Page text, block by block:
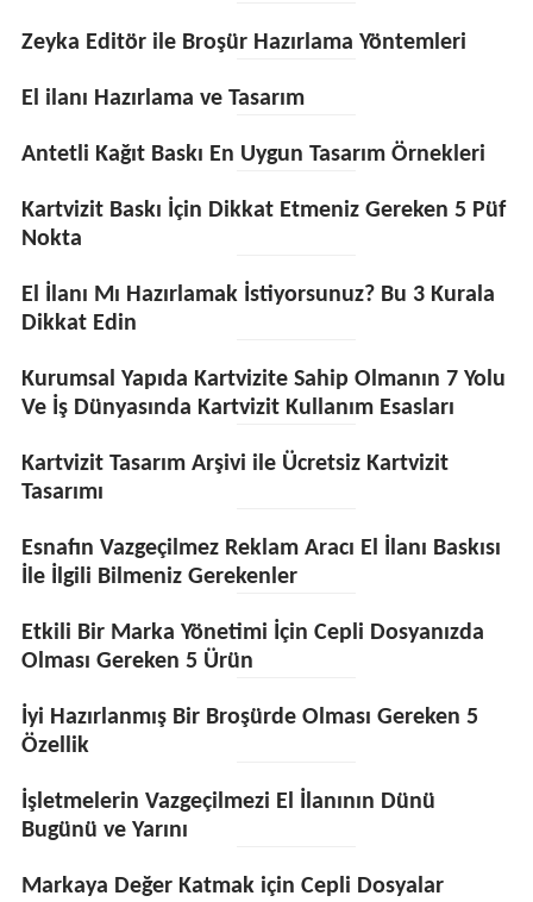
Zeyka Editör ile Broşür Hazırlama Yöntemleri
El ilanı Hazırlama ve Tasarım
Antetli Kağıt Baskı En Uygun Tasarım Örnekleri
Kartvizit Baskı İçin Dikkat Etmeniz Gereken 5 Püf
Nokta
El İlanı Mı Hazırlamak İstiyorsunuz? Bu 3 Kurala
Dikkat Edin
Kurumsal Yapıda Kartvizite Sahip Olmanın 7 Yolu
Ve İş Dünyasında Kartvizit Kullanım Esasları
Kartvizit Tasarım Arşivi ile Ücretsiz Kartvizit
Tasarımı
Esnafın Vazgeçilmez Reklam Aracı El İlanı Baskısı
İle İlgili Bilmeniz Gerekenler
Etkili Bir Marka Yönetimi İçin Cepli Dosyanızda
Olması Gereken 5 Ürün
İyi Hazırlanmış Bir Broşürde Olması Gereken 5
Özellik
İşletmelerin Vazgeçilmezi El İlanının Dünü
Bugünü ve Yarını
Markaya Değer Katmak için Cepli Dosyalar